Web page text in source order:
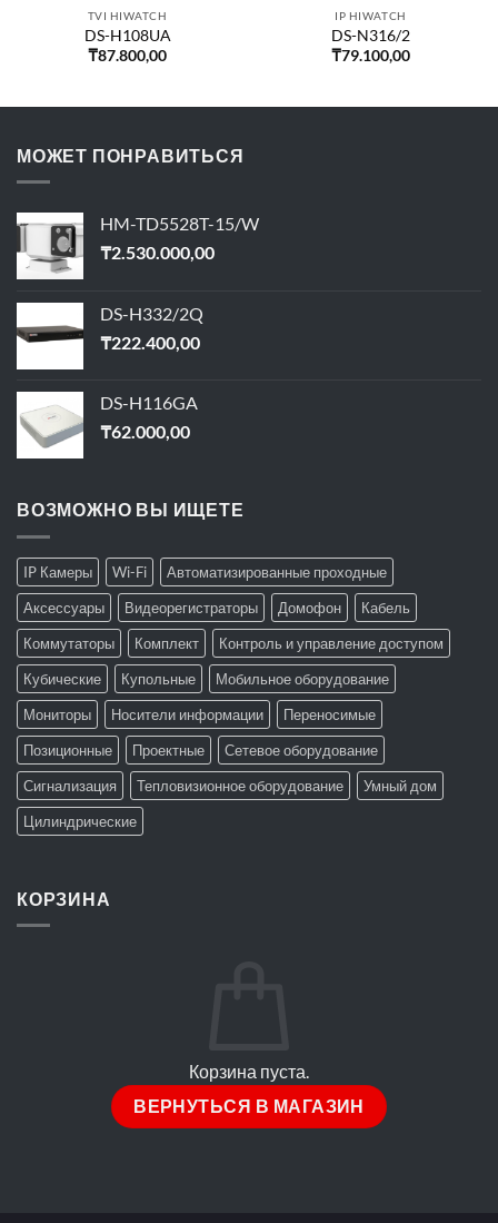
TVI HIWATCH
DS-H108UA
₸87.800,00
IP HIWATCH
DS-N316/2
₸79.100,00
МОЖЕТ ПОНРАВИТЬСЯ
HM-TD5528T-15/W
₸2.530.000,00
DS-H332/2Q
₸222.400,00
DS-H116GA
₸62.000,00
ВОЗМОЖНО ВЫ ИЩЕТЕ
IP Камеры Wi-Fi
Автоматизированные проходные
Аксессуары
Видеорегистраторы Домофон
Кабель
Коммутаторы
Комплект
Контроль и управление доступом
Кубические
Купольные
Мобильное оборудование
Мониторы
Носители информации
Переносимые
Позиционные
Проектные
Сетевое оборудование
Сигнализация
Тепловизионное оборудование
Умный дом
Цилиндрические
КОРЗИНА
Корзина пуста.
ВЕРНУТЬСЯ В МАГАЗИН